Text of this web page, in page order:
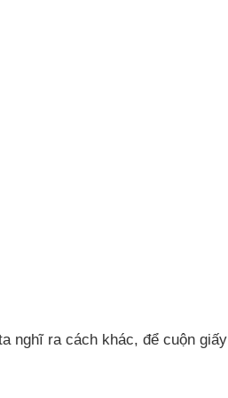
nghĩ ra cách khác, để cuộn giấy